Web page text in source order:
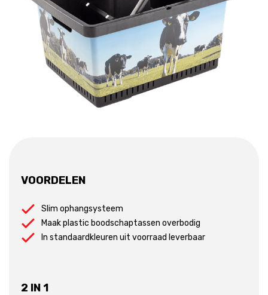
VOORDELEN
Slim ophangsysteem
Maak plastic boodschaptassen overbodig
In standaardkleuren uit voorraad leverbaar
2 IN 1